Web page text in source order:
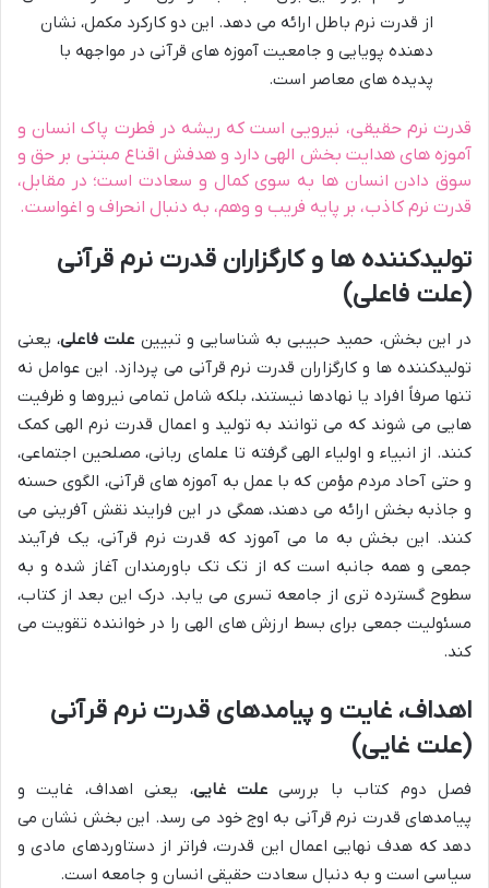
از قدرت نرم باطل ارائه می دهد. این دو کارکرد مکمل، نشان
دهنده پویایی و جامعیت آموزه های قرآنی در مواجهه با
پدیده های معاصر است.
قدرت نرم حقیقی، نیرویی است که ریشه در فطرت پاک انسان و
آموزه های هدایت بخش الهی دارد و هدفش اقناع مبتنی بر حق و
سوق دادن انسان ها به سوی کمال و سعادت است؛ در مقابل،
قدرت نرم کاذب، بر پایه فریب و وهم، به دنبال انحراف و اغواست.
تولیدکننده ها و کارگزاران قدرت نرم قرآنی
(علت فاعلی)
در این بخش، حمید حبیبی به شناسایی و تبیین علت فاعلی، یعنی
تولیدکننده ها و کارگزاران قدرت نرم قرآنی می پردازد. این عوامل نه
تنها صرفاً افراد یا نهادها نیستند، بلکه شامل تمامی نیروها و ظرفیت
هایی می شوند که می توانند به تولید و اعمال قدرت نرم الهی کمک
کنند. از انبیاء و اولیاء الهی گرفته تا علمای ربانی، مصلحین اجتماعی،
و حتی آحاد مردم مؤمن که با عمل به آموزه های قرآنی، الگوی حسنه
و جاذبه بخش ارائه می دهند، همگی در این فرایند نقش آفرینی می
کنند. این بخش به ما می آموزد که قدرت نرم قرآنی، یک فرآیند
جمعی و همه جانبه است که از تک تک باورمندان آغاز شده و به
سطوح گسترده تری از جامعه تسری می یابد. درک این بعد از کتاب،
مسئولیت جمعی برای بسط ارزش های الهی را در خواننده تقویت می
کند.
اهداف، غایت و پیامدهای قدرت نرم قرآنی
(علت غایی)
فصل دوم کتاب با بررسی علت غایی، یعنی اهداف، غایت و
پیامدهای قدرت نرم قرآنی به اوج خود می رسد. این بخش نشان می
دهد که هدف نهایی اعمال این قدرت، فراتر از دستاوردهای مادی و
سیاسی است و به دنبال سعادت حقیقی انسان و جامعه است.